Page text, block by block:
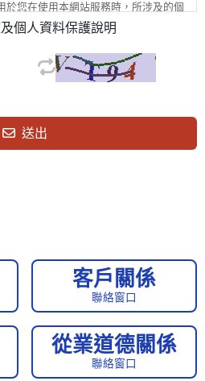
您在使用本網站服務時，所涉及的個
用於與本網站連結之其他網站，凡經
隱私權與資訊安全政策，本網站不負
網站時，關於個人資料的保護，適用各
行為，本網站不會蒐集任何有關個人的
址、上網時間，以及在網站內所瀏覽
站管理單位內部作網站流量和網路行
會在本政策原則之下，在您的瀏覽器中
會利用 cookies 記錄任何個人隱私資
任何 cookies。
的政策
或出租任何您個人資料給其他團體、
外，本網站將依相關法令處理您的個人
關職權機關依職務需要之調查或使用，
個人資料保護說明
送出
客戶關係
聯絡窗口
從業道德關係
聯絡窗口